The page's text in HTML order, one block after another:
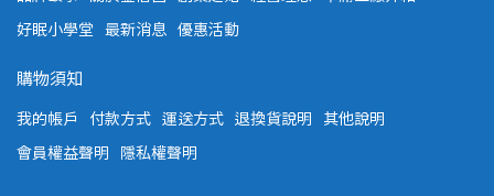
好眠小學堂 最新消息 優惠活動
購物須知
我的帳戶 付款方式 運送方式 退換貨說明 其他說明
會員權益聲明 隱私權聲明